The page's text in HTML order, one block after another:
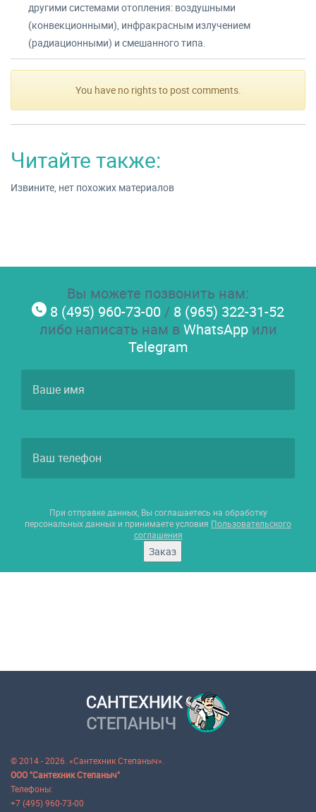
другими системами отопления: воздушными
(конвекционными), инфракрасным излучением
(радиационными) и смешанного типа.
You have no rights to post comments.
Читайте также:
Извините, нет похожих материалов
Вы можете позвонить нам:
8 (495) 960-73-00 / 8 (965) 322-31-52
либо написать нам вWhatsAppили
Telegram
При отправке данных, Вы соглашаетесь на обработку
персональных данных и принимаете условия Пользовательского
соглашения
Заказ
© 2014 - 2026. «Сантехник Степаныч».
ООО "Сантехник Степаныч"
Телефоны:
+7 (495) 960-73-00